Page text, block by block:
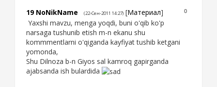
0
19 NoNikName (22-Сен-2011 14:27) [Материал]
Yaxshi mavzu, menga yoqdi, buni o'qib ko'p
narsaga tushunib etish m-n ekanu shu
kommmentlarni o'qiganda kayfiyat tushib ketgani
yomonda,
Shu Dilnoza b-n Giyos sal kamroq gapirganda
ajabsanda ish bulardida